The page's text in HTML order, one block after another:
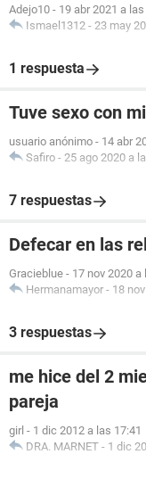
Adejo10 - 19 abr 2021 a
Ismael1312 - 23 may
1 respuesta
Tuve sexo con
usuario anónimo - 14 abr
Safiro - 25 ago 2020 a
7 respuestas
Defecar en las
Gracieblue - 17 nov 2020 a
Hermanamayor - 18
3 respuestas
me hice del 2
pareja
girl - 1 dic 2012 a las 17:41
DRA. MARNET - 1 dic